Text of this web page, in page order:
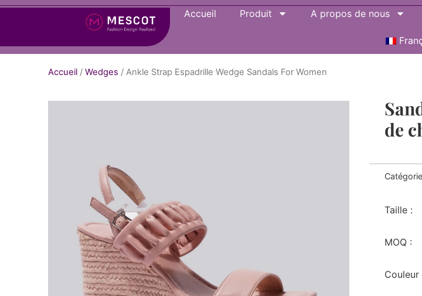
Accueil Produit A propos de nous
Accueil / Wedges / Ankle Strap Espadrille Wedge Sandals For Women
de
Catégorie
Taille :
MOQ :
Couleur